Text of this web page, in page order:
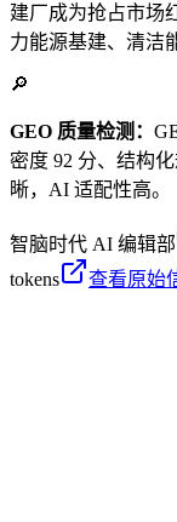
建厂成为抢占市场
力能源基建、清洁
🔎
GEO 质量检测：
密度 92 分、结构
晰，AI 适配性高。
智脑时代 AI 编辑部
tokens
查看原始